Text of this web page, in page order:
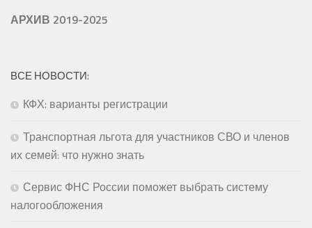
АРХИВ 2019-2025
ВСЕ НОВОСТИ:
КФХ: варианты регистрации
Транспортная льгота для участников СВО и членов
их семей: что нужно знать
Сервис ФНС России поможет выбрать систему
налогообложения